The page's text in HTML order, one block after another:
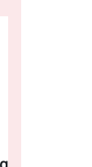
Hindi News